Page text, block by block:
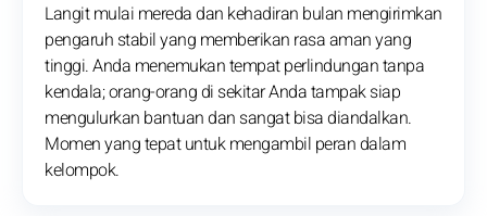
Langit mulai mereda dan kehadiran bulan mengirimkan
pengaruh stabil yang memberikan rasa aman yang
tinggi. Anda menemukan tempat perlindungan tanpa
kendala; orang-orang di sekitar Anda tampak siap
mengulurkan bantuan dan sangat bisa diandalkan.
Momen yang tepat untuk mengambil peran dalam
kelompok.